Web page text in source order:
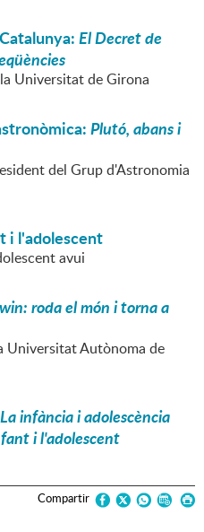
El Decret de
Universitat de Girona
Plutó, abans i
del Grup d'Astronomia
i l'adolescent
avui
roda el món i torna a
Universitat Autònoma de
La infància i adolescència
i l'adolescent
Compartir